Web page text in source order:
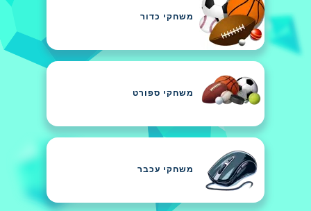
משחקי כדור
משחקי ספורט
משחקי עכבר